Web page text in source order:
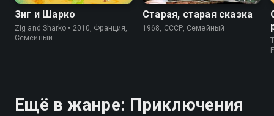
Зиг и Шарко
Zig and Sharko • 2010, Франция,
Семейный
Старая, старая сказка
1968, СССР, Семейный
Ещё в жанре: Приключения